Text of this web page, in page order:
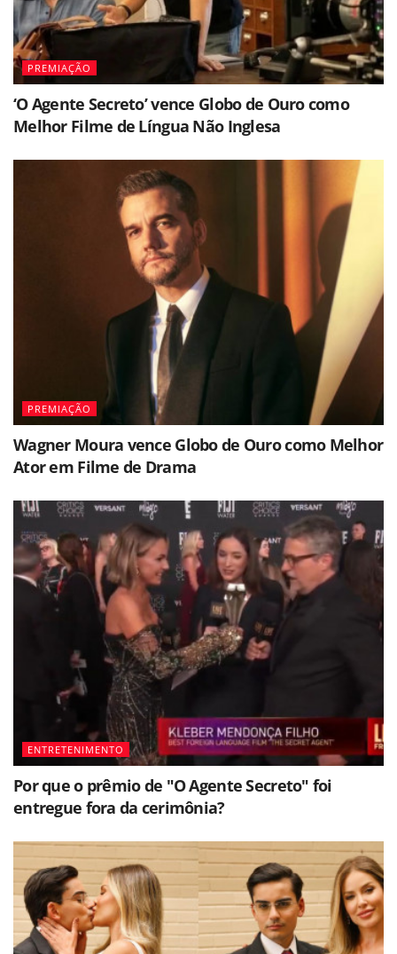
PREMIAÇÃO
‘O Agente Secreto’ vence Globo de Ouro como
Melhor Filme de Língua Não Inglesa
PREMIAÇÃO
Wagner Moura vence Globo de Ouro como Melhor
Ator em Filme de Drama
ENTRETENIMENTO
Por que o prêmio de "O Agente Secreto" foi
entregue fora da cerimônia?